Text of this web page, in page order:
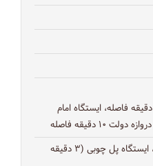
: ایستگاه دروازه شمیران ۴ دقیقه فاصله، ایستگاه امام
: BRT آزادی-تهران‌پارس، ایستگاه پل چوبی (۳ دقیقه